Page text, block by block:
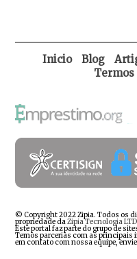
Inicio Blog
Termos
© Copyright 2022 Zipia. Todos os
propriedade daZipia Tecnologia
Este portal faz parte do grupo de
Temos parcerias com as
em contato com nossa equipe,